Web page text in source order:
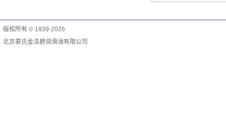
版权所有 © 1939-2026
北京豪氏金洁碧润滑油有限公司